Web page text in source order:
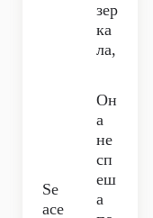
зер
ка
ла,
Se
ace
Он
а
не
сп
еш
а